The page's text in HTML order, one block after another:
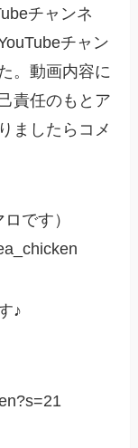
チャンネ
チャン
。動画内容に
責任のもとア
ましたらコメ
です）
♪